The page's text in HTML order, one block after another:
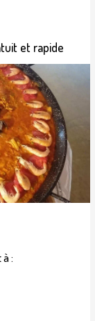
et rapide
: